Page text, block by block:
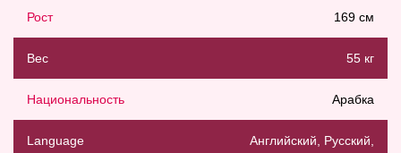
Рост 169 см
Вес 55 кг
Национальность Арабка
Language Английский, Русский,